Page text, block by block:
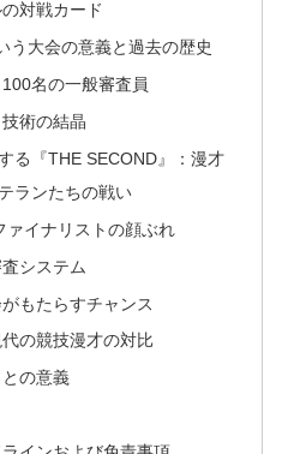
対戦カード
う大会の意義と過去の歴史
名の一般審査員
術の結晶
る『THE SECOND』：漫才
ランたちの戦い
ァイナリストの顔ぶれ
システム
もたらすチャンス
の競技漫才の対比
の意義